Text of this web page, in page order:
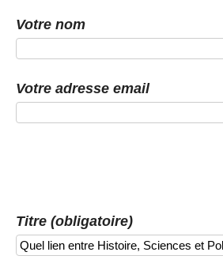
Votre nom
Votre adresse email
Titre (obligatoire)